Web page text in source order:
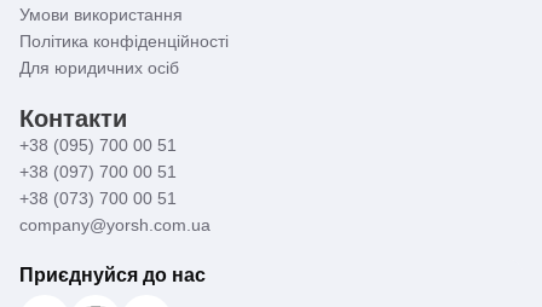
Умови використання
Політика конфіденційності
Для юридичних осіб
Контакти
+38 (095) 700 00 51
+38 (097) 700 00 51
+38 (073) 700 00 51
company@yorsh.com.ua
Приєднуйся до нас